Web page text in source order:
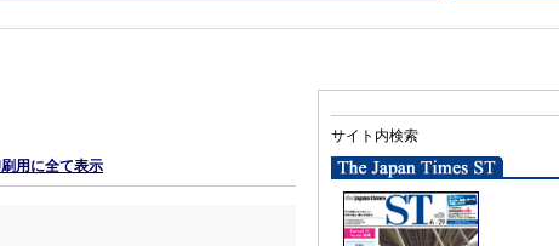
用に全て表示
サイト内検索